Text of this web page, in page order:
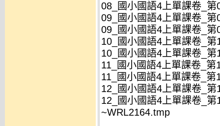
08_國小國語4上單課卷_
09_國小國語4上單課卷_
09_國小國語4上單課卷_
10_國小國語4上單課卷_
10_國小國語4上單課卷_
11_國小國語4上單課卷_第
11_國小國語4上單課卷_第
12_國小國語4上單課卷_
12_國小國語4上單課卷_
~WRL2164.tmp